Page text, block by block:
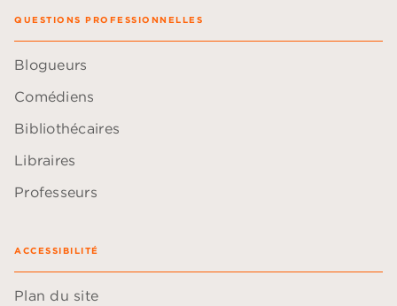
QUESTIONS PROFESSIONNELLES
Blogueurs
Comédiens
Bibliothécaires
Libraires
Professeurs
ACCESSIBILITÉ
Plan du site